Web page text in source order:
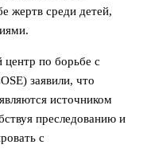
жертв среди детей,
по борьбе с
заявили, что
источником
преследованию и
с